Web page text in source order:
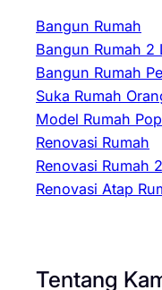
Bangun Rumah
Bangun Rumah 2
Bangun Rumah
Suka Rumah
Model Rumah
Renovasi Rumah
Renovasi Rumah
Renovasi Atap
Tentang